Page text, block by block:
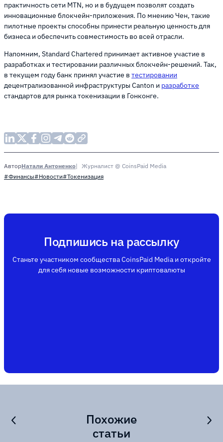
практичность сети MTN, но и в будущем позволят создать
инновационные блокчейн-приложения. По мнению Чен, такие
пилотные проекты способны принести реальную ценность для
бизнеса и обеспечить совместимость во всей отрасли.
Напомним, Standard Chartered принимает активное участие в
разработках и тестировании различных блокчейн-решений. Так,
в текущем году банк принял участие в тестировании
децентрализованной инфраструктуры Canton и разработке
стандартов для рынка токенизации в Гонконге.
АвторНатали Антоненко
Журналист @ CoinsPaid Media
#Финансы#Новости#Токенизация
Подпишись на рассылку
Станьте участником сообщества CoinsPaid Media и откройте
для себя новые возможности криптовалюты
Похожие
статьи